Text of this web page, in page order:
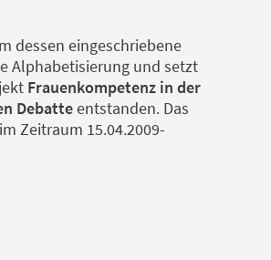
dessen eingeschriebene
Alphabetisierung und setzt
Frauenkompetenz in der
Debatteentstanden. Das
Zeitraum 15.04.2009-